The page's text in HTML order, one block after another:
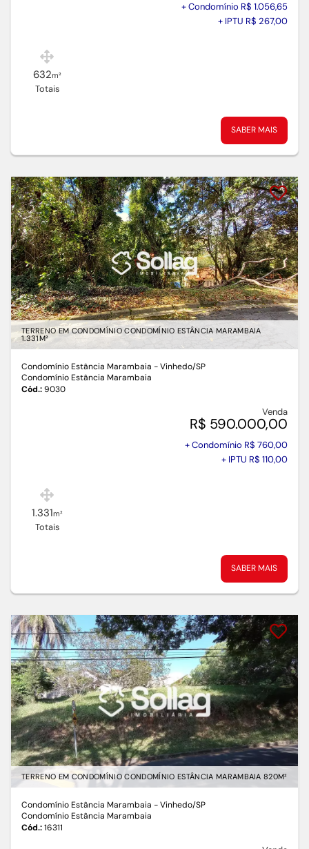
+ Condomínio R$ 1.056,65
+ IPTU R$ 267,00
632m²
Totais
SABER MAIS
TERRENO EM CONDOMÍNIO CONDOMÍNIO ESTÂNCIA MARAMBAIA
1.331M²
Condomínio Estância Marambaia - Vinhedo/SP
Condomínio Estância Marambaia
Cód.:9030
Venda
R$ 590.000,00
+ Condomínio R$ 760,00
+ IPTU R$ 110,00
1.331m²
Totais
SABER MAIS
TERRENO EM CONDOMÍNIO CONDOMÍNIO ESTÂNCIA MARAMBAIA 820M²
Condomínio Estância Marambaia - Vinhedo/SP
Condomínio Estância Marambaia
Cód.:16311